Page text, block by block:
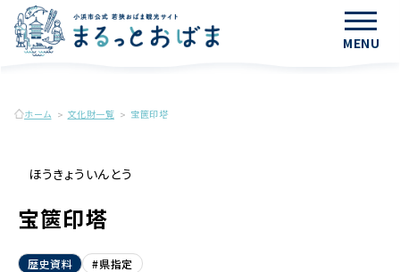
MENU
ホーム 文化財一覧 宝篋印塔
ほうきょういんとう
宝篋印塔
歴史資料 #県指定